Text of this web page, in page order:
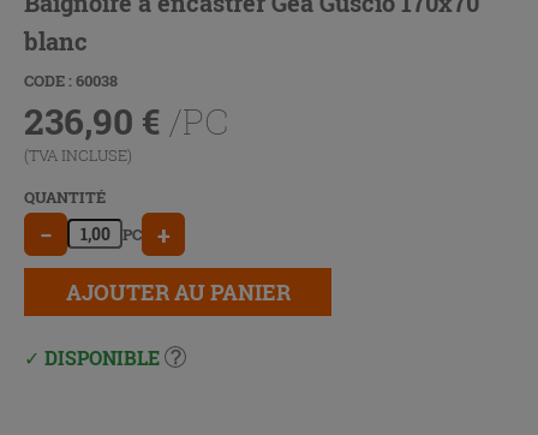
blanc
CODE : 60038
236,90 € /PC
(TVA INCLUSE)
QUANTITÉ
− PC +
AJOUTER AU PANIER
DISPONIBLE